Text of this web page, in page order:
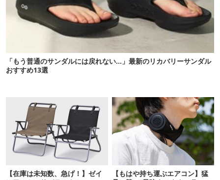
「もう普通のサンダルには戻れない…」最新のリカバリーサンダル
おすすめ13選
【在庫は未知数、急げ！】ゼイ
【もはや持ち運ぶエアコン】猛